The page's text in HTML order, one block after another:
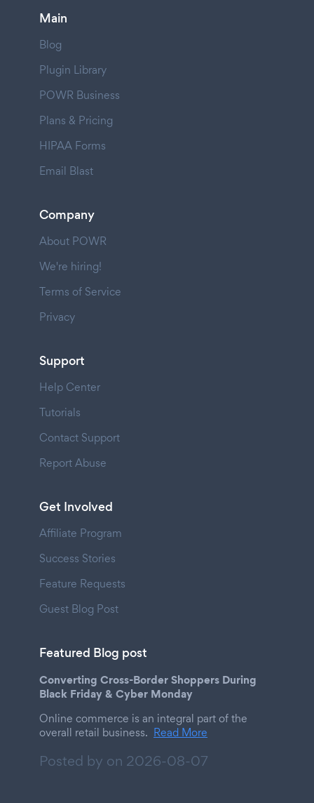
Main
Blog
Plugin Library
POWR Business
Plans & Pricing
HIPAA Forms
Email Blast
Company
About POWR
We're hiring!
Terms of Service
Privacy
Support
Help Center
Tutorials
Contact Support
Report Abuse
Get Involved
Affiliate Program
Success Stories
Feature Requests
Guest Blog Post
Featured Blog post
Converting Cross-Border Shoppers During
Black Friday & Cyber Monday
Online commerce is an integral part of the
overall retail business. Read More
Posted by on 2026-08-07